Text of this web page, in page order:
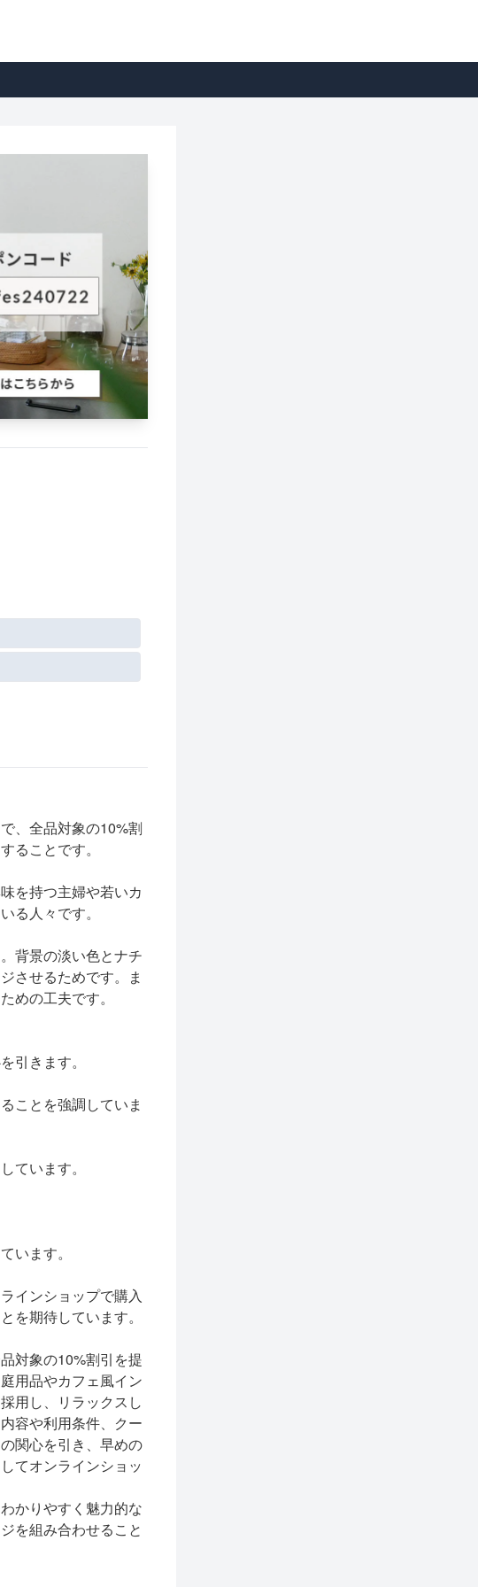
、全品対象の10%割
ることです。
を持つ主婦や若いカ
る人々です。
背景の淡い色とナチ
させるためです。ま
めの工夫です。
引きます。
ことを強調していま
ています。
います。
インショップで購入
を期待しています。
対象の10%割引を提
用品やカフェ風イン
用し、リラックスし
容や利用条件、クー
関心を引き、早めの
てオンラインショッ
かりやすく魅力的な
を組み合わせること